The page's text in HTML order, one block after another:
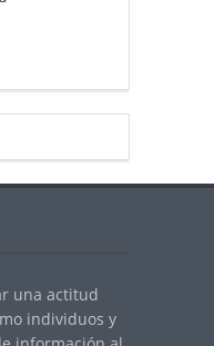
una actitud
individuos y